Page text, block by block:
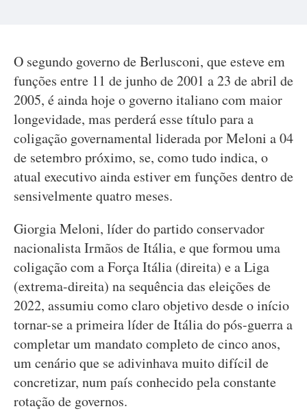
O segundo governo de Berlusconi, que esteve em
funções entre 11 de junho de 2001 a 23 de abril de
2005, é ainda hoje o governo italiano com maior
longevidade, mas perderá esse título para a
coligação governamental liderada por Meloni a 04
de setembro próximo, se, como tudo indica, o
atual executivo ainda estiver em funções dentro de
sensivelmente quatro meses.
Giorgia Meloni, líder do partido conservador
nacionalista Irmãos de Itália, e que formou uma
coligação com a Força Itália (direita) e a Liga
(extrema-direita) na sequência das eleições de
2022, assumiu como claro objetivo desde o início
tornar-se a primeira líder de Itália do pós-guerra a
completar um mandato completo de cinco anos,
um cenário que se adivinhava muito difícil de
concretizar, num país conhecido pela constante
rotação de governos.